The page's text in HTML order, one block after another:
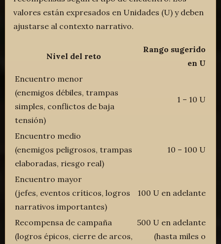
valores están expresados en Unidades (U) y deben
ajustarse al contexto narrativo.
Nivel del reto
Rango sugerido
en U
Encuentro menor
(enemigos débiles, trampas
simples, conflictos de baja
tensión)
1 – 10 U
Encuentro medio
(enemigos peligrosos, trampas
elaboradas, riesgo real)
10 – 100 U
Encuentro mayor
(jefes, eventos críticos, logros
narrativos importantes)
100 U en adelante
Recompensa de campaña
(logros épicos, cierre de arcos,
500 U en adelante
(hasta miles o